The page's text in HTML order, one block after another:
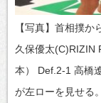
【写真】首相撲
久保優太(C)RIZIN
本） Def.2-1 高橋
が左ローを見せる